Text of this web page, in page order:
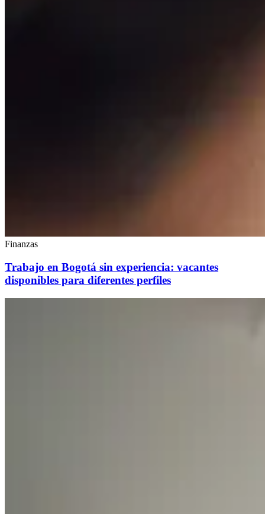
Finanzas
Trabajo en Bogotá sin experiencia: vacantes
disponibles para diferentes perfiles